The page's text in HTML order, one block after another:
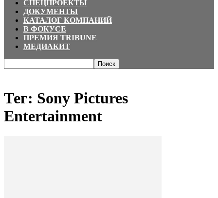
СПЕЦПРОЕКТЫ
ДОКУМЕНТЫ
КАТАЛОГ КОМПАНИЙ
В ФОКУСЕ
ПРЕМИЯ TRIBUNE
МЕДИАКИТ
Тег: Sony Pictures
Entertainment